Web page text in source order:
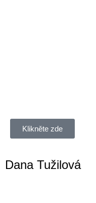
Klikněte zde
Dana Tužilová